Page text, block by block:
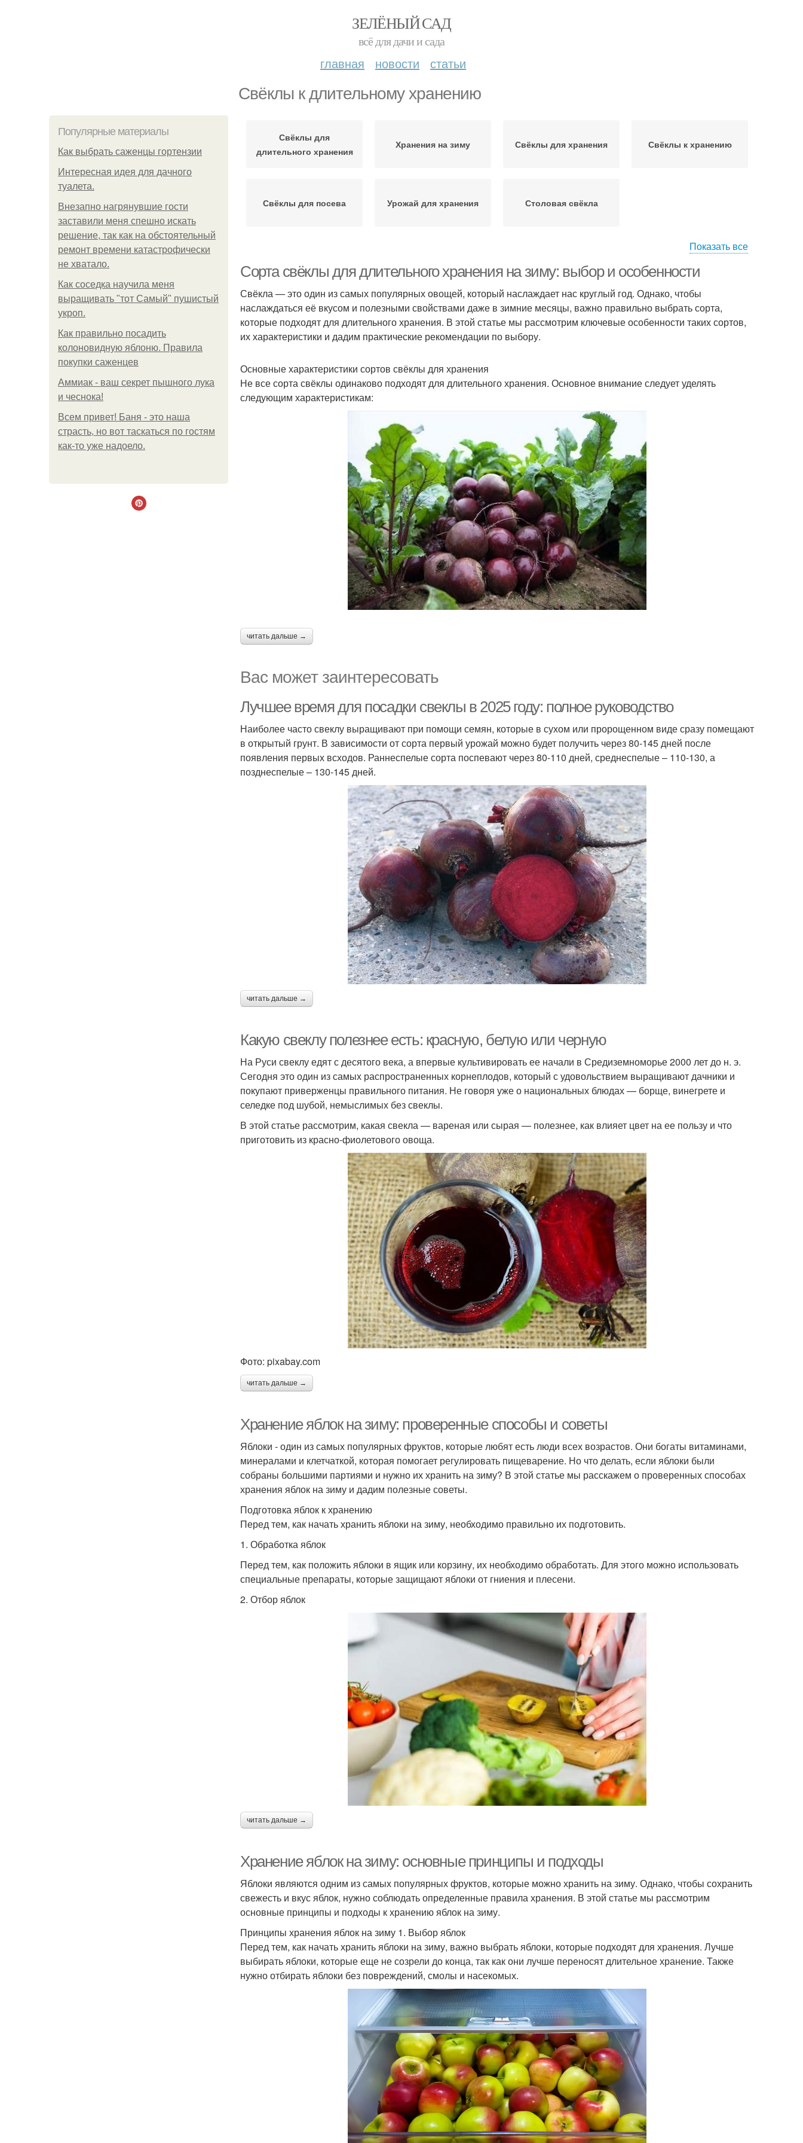
ЗЕЛЁНЫЙ САД
всё для дачи и сада
главная новости статьи
Свёклы к длительному хранению
Популярные материалы
Как выбрать саженцы гортензии
Интересная идея для дачного
туалета.
Внезапно нагрянувшие гости
заставили меня спешно искать
решение, так как на обстоятельный
ремонт времени катастрофически
не хватало.
Как соседка научила меня
выращивать "тот Самый" пушистый
укроп.
Как правильно посадить
колоновидную яблоню. Правила
покупки саженцев
Аммиак - ваш секрет пышного лука
и чеснока!
Всем привет! Баня - это наша
страсть, но вот таскаться по гостям
как-то уже надоело.
Свёклы для
длительного хранения
Хранения на зиму Свёклы для хранения Свёклы к хранению
Свёклы для посева Урожай для хранения Столовая свёкла
Показать все
Сорта свёклы для длительного хранения на зиму: выбор и особенности
Свёкла — это один из самых популярных овощей, который наслаждает нас круглый год. Однако, чтобы
наслаждаться её вкусом и полезными свойствами даже в зимние месяцы, важно правильно выбрать сорта,
которые подходят для длительного хранения. В этой статье мы рассмотрим ключевые особенности таких сортов,
их характеристики и дадим практические рекомендации по выбору.
Основные характеристики сортов свёклы для хранения
Не все сорта свёклы одинаково подходят для длительного хранения. Основное внимание следует уделять
следующим характеристикам:
читать дальше →
Вас может заинтересовать
Лучшее время для посадки свеклы в 2025 году: полное руководство
Наиболее часто свеклу выращивают при помощи семян, которые в сухом или пророщенном виде сразу помещают
в открытый грунт. В зависимости от сорта первый урожай можно будет получить через 80-145 дней после
появления первых всходов. Раннеспелые сорта поспевают через 80-110 дней, среднеспелые – 110-130, а
позднеспелые – 130-145 дней.
читать дальше →
Какую свеклу полезнее есть: красную, белую или черную
На Руси свеклу едят с десятого века, а впервые культивировать ее начали в Средиземноморье 2000 лет до н. э.
Сегодня это один из самых распространенных корнеплодов, который с удовольствием выращивают дачники и
покупают приверженцы правильного питания. Не говоря уже о национальных блюдах — борще, винегрете и
селедке под шубой, немыслимых без свеклы.
В этой статье рассмотрим, какая свекла — вареная или сырая — полезнее, как влияет цвет на ее пользу и что
приготовить из красно-фиолетового овоща.
Фото: pixabay.com
читать дальше →
Хранение яблок на зиму: проверенные способы и советы
Яблоки - один из самых популярных фруктов, которые любят есть люди всех возрастов. Они богаты витаминами,
минералами и клетчаткой, которая помогает регулировать пищеварение. Но что делать, если яблоки были
собраны большими партиями и нужно их хранить на зиму? В этой статье мы расскажем о проверенных способах
хранения яблок на зиму и дадим полезные советы.
Подготовка яблок к хранению
Перед тем, как начать хранить яблоки на зиму, необходимо правильно их подготовить.
1. Обработка яблок
Перед тем, как положить яблоки в ящик или корзину, их необходимо обработать. Для этого можно использовать
специальные препараты, которые защищают яблоки от гниения и плесени.
2. Отбор яблок
читать дальше →
Хранение яблок на зиму: основные принципы и подходы
Яблоки являются одним из самых популярных фруктов, которые можно хранить на зиму. Однако, чтобы сохранить
свежесть и вкус яблок, нужно соблюдать определенные правила хранения. В этой статье мы рассмотрим
основные принципы и подходы к хранению яблок на зиму.
Принципы хранения яблок на зиму 1. Выбор яблок
Перед тем, как начать хранить яблоки на зиму, важно выбрать яблоки, которые подходят для хранения. Лучше
выбирать яблоки, которые еще не созрели до конца, так как они лучше переносят длительное хранение. Также
нужно отбирать яблоки без повреждений, смолы и насекомых.